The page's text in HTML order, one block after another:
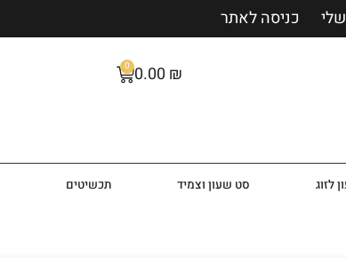
כניסה לאתר
0.00 ₪
0
לזוג סט שעון וצמיד תכשיטים